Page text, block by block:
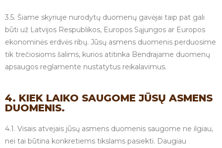
3.5. Šiame skyriuje nurodytų duomenų gavėjai taip pat gali
būti už Latvijos Respublikos, Europos Sąjungos ar Europos
ekonominės erdvės ribų. Jūsų asmens duomenis perduosime
tik trečiosioms šalims, kurios atitinka Bendrajame duomenų
apsaugos reglamente nustatytus reikalavimus.
4. KIEK LAIKO SAUGOME JŪSŲ ASMENS
DUOMENIS.
4.1. Visais atvejais jūsų asmens duomenis saugome ne ilgiau,
nei tai būtina konkretiems tikslams pasiekti. Daugiau